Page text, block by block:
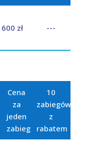
600 zł ---
Cena
za
jeden
zabieg
10
zabiegów
z
rabatem